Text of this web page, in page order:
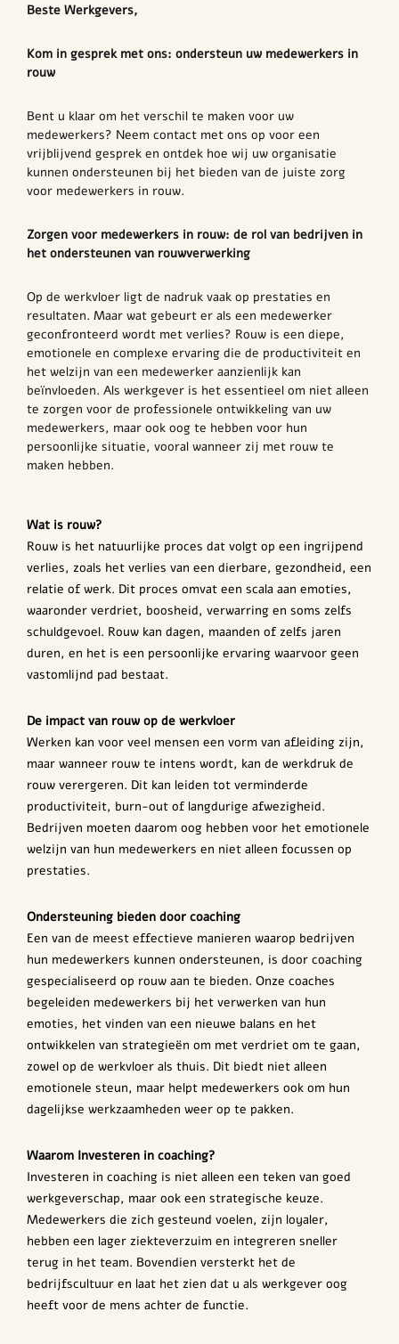
Beste Werkgevers,
Kom in gesprek met ons: ondersteun uw medewerkers in
rouw
Bent u klaar om het verschil te maken voor uw
medewerkers? Neem contact met ons op voor een
vrijblijvend gesprek en ontdek hoe wij uw organisatie
kunnen ondersteunen bij het bieden van de juiste zorg
voor medewerkers in rouw.
Zorgen voor medewerkers in rouw: de rol van bedrijven in
het ondersteunen van rouwverwerking
Op de werkvloer ligt de nadruk vaak op prestaties en
resultaten. Maar wat gebeurt er als een medewerker
geconfronteerd wordt met verlies? Rouw is een diepe,
emotionele en complexe ervaring die de productiviteit en
het welzijn van een medewerker aanzienlijk kan
beïnvloeden. Als werkgever is het essentieel om niet alleen
te zorgen voor de professionele ontwikkeling van uw
medewerkers, maar ook oog te hebben voor hun
persoonlijke situatie, vooral wanneer zij met rouw te
maken hebben.
Wat is rouw?
Rouw is het natuurlijke proces dat volgt op een ingrijpend
verlies, zoals het verlies van een dierbare, gezondheid, een
relatie of werk. Dit proces omvat een scala aan emoties,
waaronder verdriet, boosheid, verwarring en soms zelfs
schuldgevoel. Rouw kan dagen, maanden of zelfs jaren
duren, en het is een persoonlijke ervaring waarvoor geen
vastomlijnd pad bestaat.
De impact van rouw op de werkvloer
Werken kan voor veel mensen een vorm van afleiding zijn,
maar wanneer rouw te intens wordt, kan de werkdruk de
rouw verergeren. Dit kan leiden tot verminderde
productiviteit, burn-out of langdurige afwezigheid.
Bedrijven moeten daarom oog hebben voor het emotionele
welzijn van hun medewerkers en niet alleen focussen op
prestaties.
Ondersteuning bieden door coaching
Een van de meest effectieve manieren waarop bedrijven
hun medewerkers kunnen ondersteunen, is door coaching
gespecialiseerd op rouw aan te bieden. Onze coaches
begeleiden medewerkers bij het verwerken van hun
emoties, het vinden van een nieuwe balans en het
ontwikkelen van strategieën om met verdriet om te gaan,
zowel op de werkvloer als thuis. Dit biedt niet alleen
emotionele steun, maar helpt medewerkers ook om hun
dagelijkse werkzaamheden weer op te pakken.
Waarom Investeren in coaching?
Investeren in coaching is niet alleen een teken van goed
werkgeverschap, maar ook een strategische keuze.
Medewerkers die zich gesteund voelen, zijn loyaler,
hebben een lager ziekteverzuim en integreren sneller
terug in het team. Bovendien versterkt het de
bedrijfscultuur en laat het zien dat u als werkgever oog
heeft voor de mens achter de functie.